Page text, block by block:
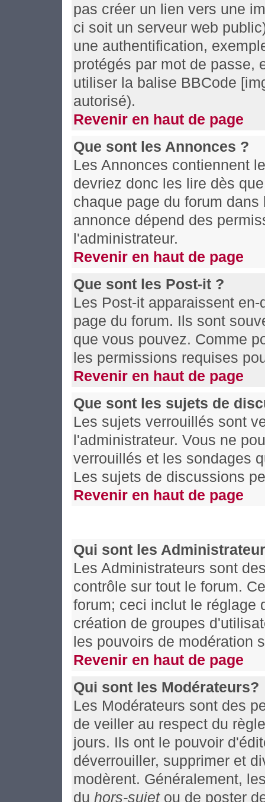
pas créer un lien vers une
ci soit un serveur web
une authentification,
protégés par mot de passe,
utiliser la balise BBCode
autorisé).
Revenir en haut de page
Que sont les Annonces ?
Les Annonces contiennent
devriez donc les lire dès
chaque page du forum
annonce dépend des
l'administrateur.
Revenir en haut de page
Que sont les Post-it ?
Les Post-it apparaissent
page du forum. Ils sont
que vous pouvez. Comme
les permissions requises
Revenir en haut de page
Que sont les sujets de
Les sujets verrouillés sont
l'administrateur. Vous ne
verrouillés et les sondages
Les sujets de discussions
Revenir en haut de page
Qui sont les
Les Administrateurs sont
contrôle sur tout le forum.
forum; ceci inclut le réglage
création de groupes
les pouvoirs de modération
Revenir en haut de page
Qui sont les Modérateurs?
Les Modérateurs sont des
de veiller au respect du
jours. Ils ont le pouvoir
déverrouiller, supprimer et
modèrent. Généralement,
du hors-sujetou de poster